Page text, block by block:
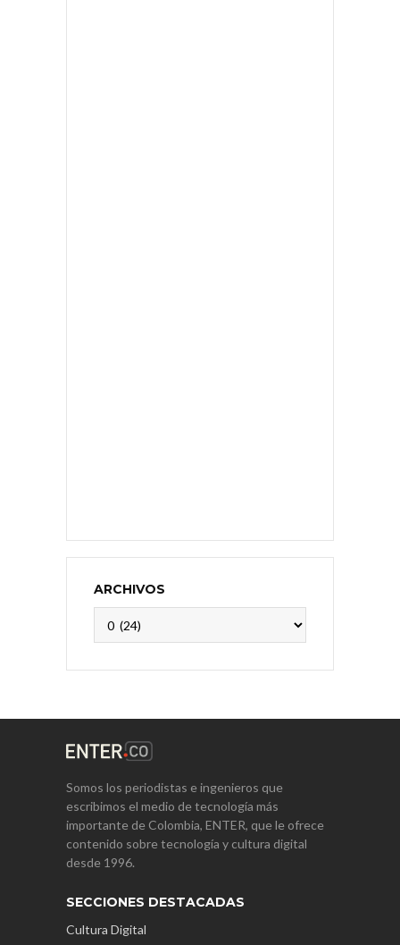
ARCHIVOS
Somos los periodistas e ingenieros que
escribimos el medio de tecnología más
importante de Colombia, ENTER, que le ofrece
contenido sobre tecnología y cultura digital
desde 1996.
SECCIONES DESTACADAS
Cultura Digital